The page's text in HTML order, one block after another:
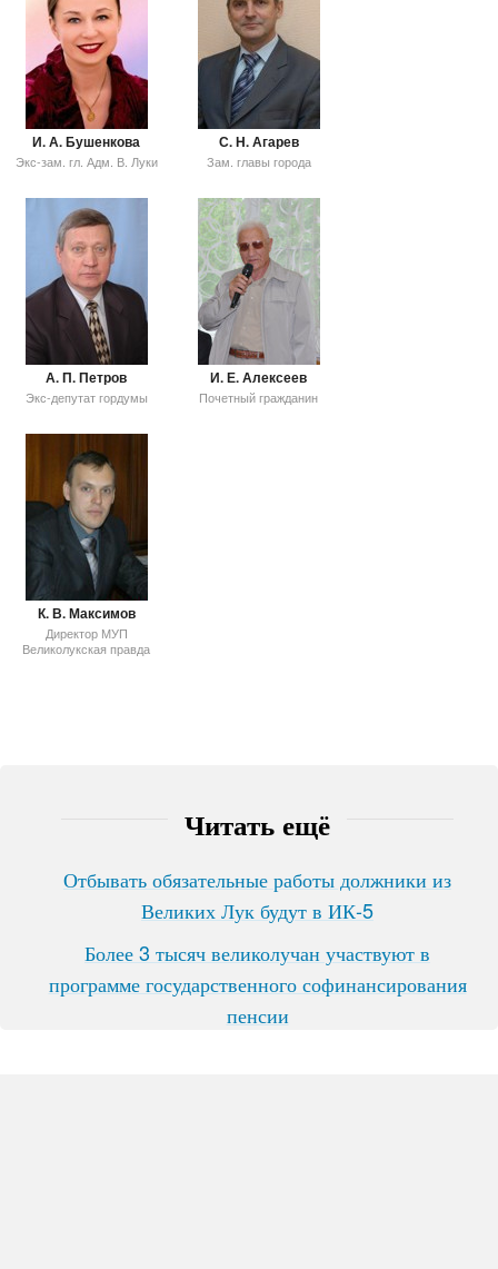
И. А. Бушенкова
Экс-зам. гл. Адм. В. Луки
С. Н. Агарев
Зам. главы города
А. П. Петров
Экс-депутат гордумы
И. Е. Алексеев
Почетный гражданин
К. В. Максимов
Директор МУП
Великолукская правда
Читать ещё
Отбывать обязательные работы должники из
Великих Лук будут в ИК-5
Более 3 тысяч великолучан участвуют в
программе государственного софинансирования
пенсии